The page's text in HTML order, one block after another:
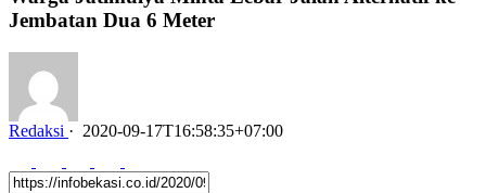
Jembatan Dua 6 Meter
Redaksi · 2020-09-17T16:58:35+07:00